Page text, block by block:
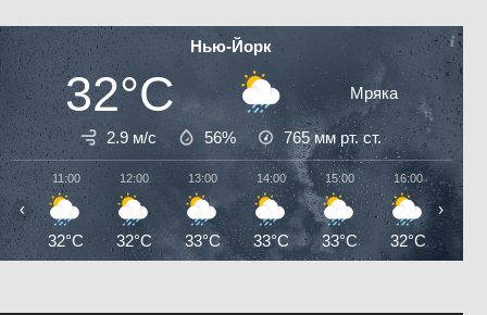
Нью-Йорк
32°C Мряка
2.9 м/с 56% 765мм рт. ст.
11:00
32°C
12:00
32°C
13:00
33°C
14:00
33°C
15:00
33°C
16:00
32°C
‹ ›